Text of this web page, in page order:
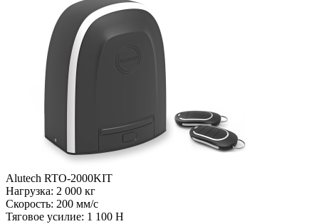
Alutech RTO-2000KIT
Нагрузка: 2 000 кг
Скорость: 200 мм/с
Тяговое усилие: 1 100 Н